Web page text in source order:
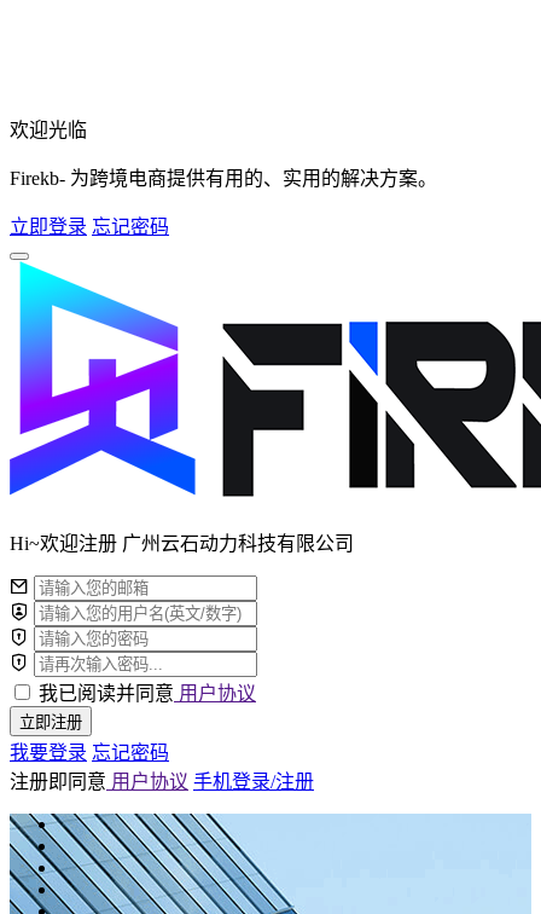
欢迎光临
Firekb- 为跨境电商提供有用的、实用的解决方案。
立即登录 忘记密码
Hi~欢迎注册 广州云石动力科技有限公司
我已阅读并同意 用户协议
立即注册
我要登录 忘记密码
注册即同意 用户协议 手机登录/注册